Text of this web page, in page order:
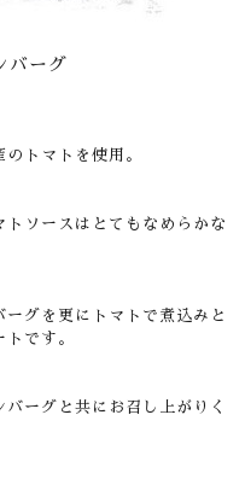
バーグ
トマトを使用。
ソースはとてもなめらかな
グを更にトマトで煮込みと
です。
ーグと共にお召し上がりく